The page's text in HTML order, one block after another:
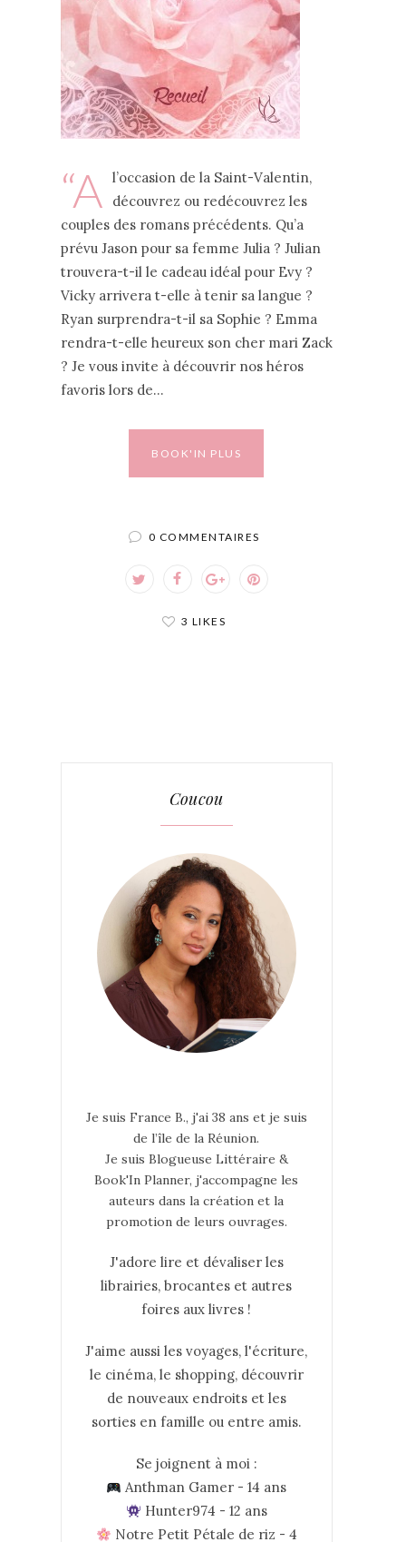
“A
l’occasion de la Saint-Valentin,
découvrez ou redécouvrez les
couples des romans précédents. Qu’a
prévu Jason pour sa femme Julia ? Julian
trouvera-t-il le cadeau idéal pour Evy ?
Vicky arrivera t-elle à tenir sa langue ?
Ryan surprendra-t-il sa Sophie ? Emma
rendra-t-elle heureux son cher mari Zack
? Je vous invite à découvrir nos héros
favoris lors de…
BOOK'IN PLUS
0 COMMENTAIRES
3 LIKES
Coucou
Je suis France B., j'ai 38 ans et je suis
de l’île de la Réunion.
Je suis Blogueuse Littéraire &
Book'In Planner, j'accompagne les
auteurs dans la création et la
promotion de leurs ouvrages.
J'adore lire et dévaliser les
librairies, brocantes et autres
foires aux livres !
J'aime aussi les voyages, l'écriture,
le cinéma, le shopping, découvrir
de nouveaux endroits et les
sorties en famille ou entre amis.
Se joignent à moi :
Anthman Gamer - 14 ans
Hunter974 - 12 ans
Notre Petit Pétale de riz - 4